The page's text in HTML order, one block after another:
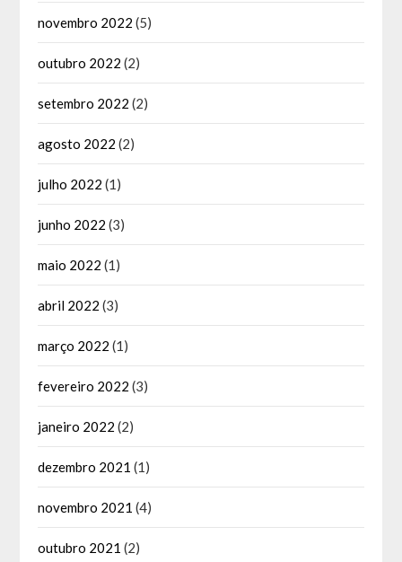
novembro 2022 (5)
outubro 2022 (2)
setembro 2022 (2)
agosto 2022 (2)
julho 2022 (1)
junho 2022 (3)
maio 2022 (1)
abril 2022 (3)
março 2022 (1)
fevereiro 2022 (3)
janeiro 2022 (2)
dezembro 2021 (1)
novembro 2021 (4)
outubro 2021 (2)